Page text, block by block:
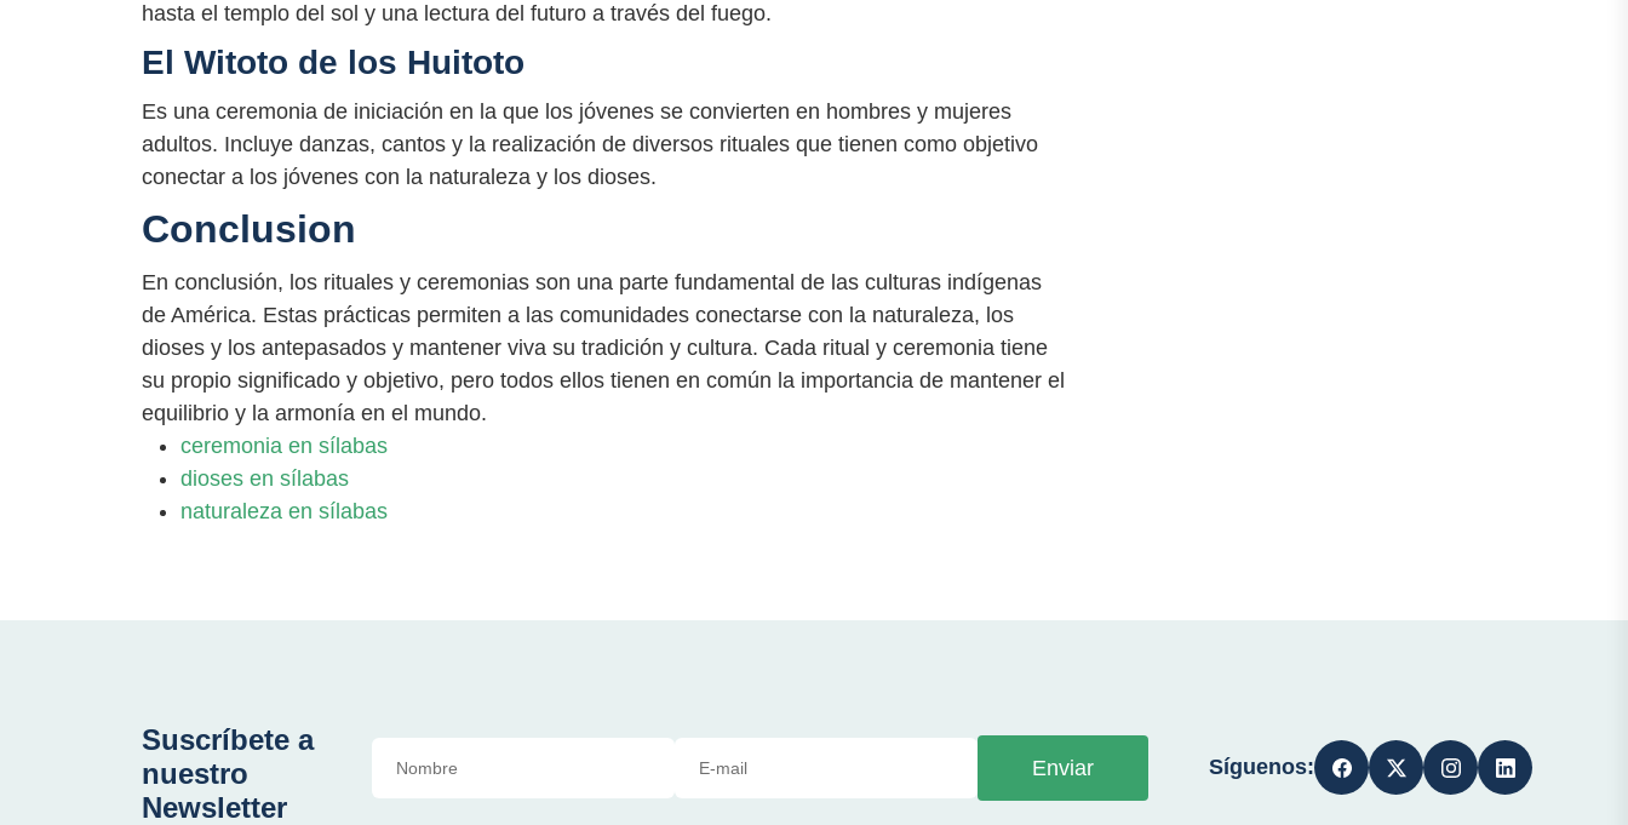
hasta el templo del sol y una lectura del futuro a través del fuego.
El Witoto de los Huitoto
Es una ceremonia de iniciación en la que los jóvenes se convierten en hombres y mujeres
adultos. Incluye danzas, cantos y la realización de diversos rituales que tienen como objetivo
conectar a los jóvenes con la naturaleza y los dioses.
Conclusion
En conclusión, los rituales y ceremonias son una parte fundamental de las culturas indígenas
de América. Estas prácticas permiten a las comunidades conectarse con la naturaleza, los
dioses y los antepasados y mantener viva su tradición y cultura. Cada ritual y ceremonia tiene
su propio significado y objetivo, pero todos ellos tienen en común la importancia de mantener el
equilibrio y la armonía en el mundo.
ceremonia en sílabas
dioses en sílabas
naturaleza en sílabas
Suscríbete a
nuestro
Newsletter
Enviar Síguenos: